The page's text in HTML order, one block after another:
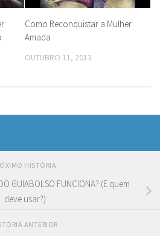
Como Reconquistar a Mulher
Amada
OUTUBRO 11, 2013
HISTÓRIA
GUIABOLSO FUNCIONA? (E quem
deve usar?)
ANTERIOR